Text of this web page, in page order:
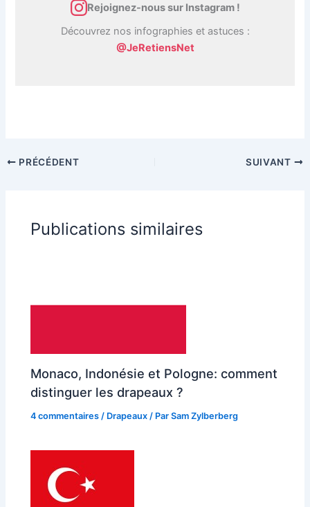
Rejoignez-nous sur Instagram !
Découvrez nos infographies et astuces :
@JeRetiensNet
PRÉCÉDENT SUIVANT
Publications similaires
Monaco, Indonésie et Pologne: comment
distinguer les drapeaux ?
4 commentaires / Drapeaux / ParSam Zylberberg